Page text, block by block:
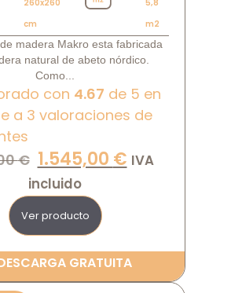
260x260
cm
5,8
m2
madera Makro esta fabricada
natural de abeto nórdico.
Como...
con 4.67 de 5 en
a 3 valoraciones de
€ 1.545,00 € IVA
incluido
Ver producto
GRATUITA